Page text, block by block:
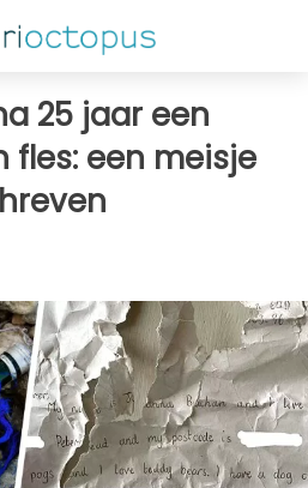
25 jaar een
fles: een meisje